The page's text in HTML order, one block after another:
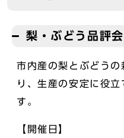
梨・ぶどう品評
市内産の梨とぶどうの
り、生産の安定に役
す。
【開催日】